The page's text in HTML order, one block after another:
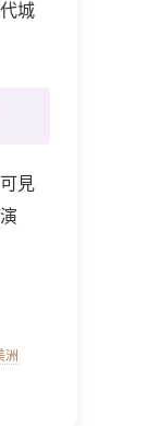
城
見
洲